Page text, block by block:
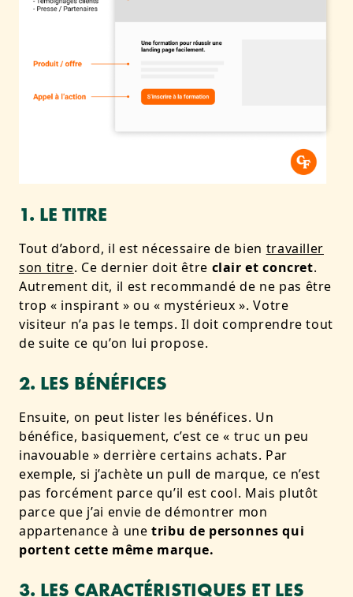
1. LE TITRE
Tout d’abord, il est nécessaire de bien travailler
son titre. Ce dernier doit être clair et concret.
Autrement dit, il est recommandé de ne pas être
trop « inspirant » ou « mystérieux ». Votre
visiteur n’a pas le temps. Il doit comprendre tout
de suite ce qu’on lui propose.
2. LES BÉNÉFICES
Ensuite, on peut lister les bénéfices. Un
bénéfice, basiquement, c’est ce « truc un peu
inavouable » derrière certains achats. Par
exemple, si j’achète un pull de marque, ce n’est
pas forcément parce qu’il est cool. Mais plutôt
parce que j’ai envie de démontrer mon
appartenance à une tribu de personnes qui
portent cette même marque.
3. LES CARACTÉRISTIQUES ET LES